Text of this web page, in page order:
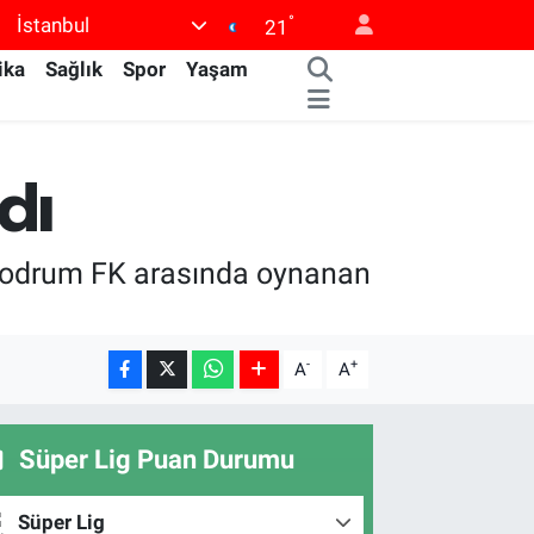
İstanbul 21 °
Sağlık Spor
Yaşam
FK arasında oynanan
A- A+
Süper Lig Puan Durumu
Süper Lig